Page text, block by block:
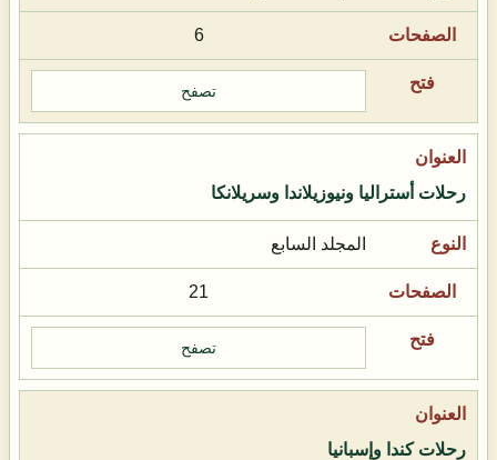
6
تصفح
رحلات أستراليا ونيوزيلاندا وسريلانكا
المجلد السابع
21
تصفح
رحلات كندا وإسبانيا